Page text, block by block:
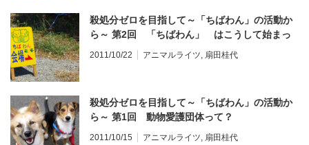
殺処分ゼロを目指して～「ちばわん」の活動か
ら～ 第2回 「ちばわん」 はこうして始まっ
た。
2011/10/22 アニマルライツ, 扇田桂代
殺処分ゼロを目指して～「ちばわん」の活動か
ら～ 第1回 動物愛護団体って？
2011/10/15 アニマルライツ, 扇田桂代